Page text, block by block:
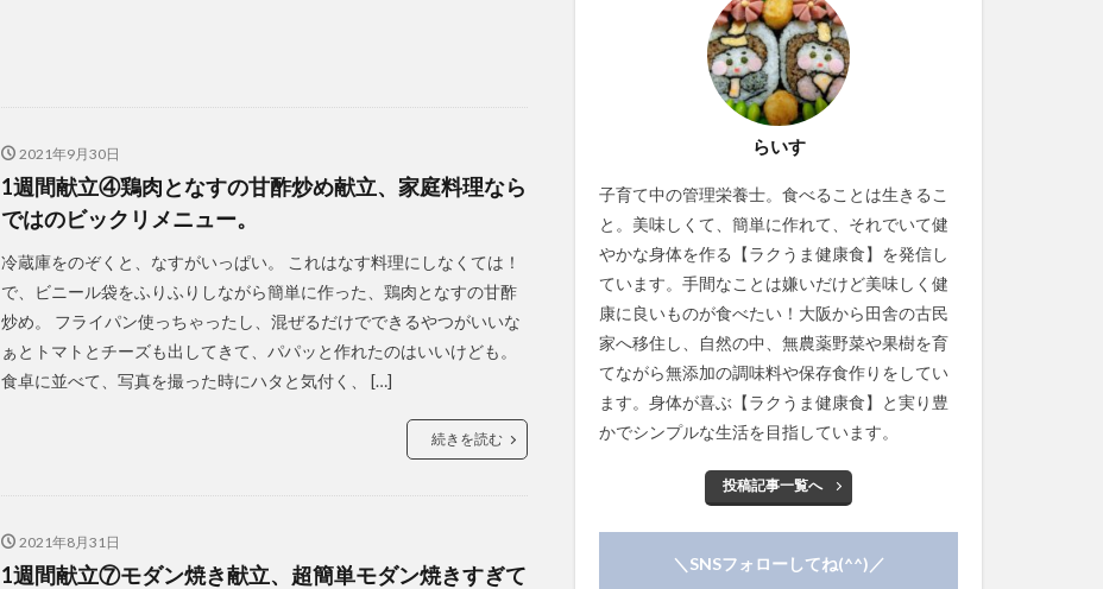
2021年9月30日
1週間献立④鶏肉となすの甘酢炒め献立、家庭料理なら
ではのビックリメニュー。
冷蔵庫をのぞくと、なすがいっぱい。 これはなす料理にしなくては！
で、ビニール袋をふりふりしながら簡単に作った、鶏肉となすの甘酢
炒め。 フライパン使っちゃったし、混ぜるだけでできるやつがいいな
ぁとトマトとチーズも出してきて、パパッと作れたのはいいけども。
食卓に並べて、写真を撮った時にハタと気付く、 […]
続きを読む
2021年8月31日
1週間献立⑦モダン焼き献立、超簡単モダン焼きすぎて
らいす
子育て中の管理栄養士。食べることは生きるこ
と。美味しくて、簡単に作れて、それでいて健
やかな身体を作る【ラクうま健康食】を発信し
ています。手間なことは嫌いだけど美味しく健
康に良いものが食べたい！大阪から田舎の古民
家へ移住し、自然の中、無農薬野菜や果樹を育
てながら無添加の調味料や保存食作りをしてい
ます。身体が喜ぶ【ラクうま健康食】と実り豊
かでシンプルな生活を目指しています。
投稿記事一覧へ
＼SNSフォローしてね(^^)／